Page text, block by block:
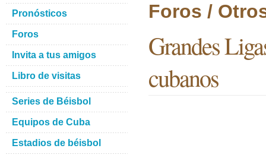
Foros /
Grandes
cubanos
Pronósticos
Foros
Invita a tus amigos
Libro de visitas
Series de Béisbol
Equipos de Cuba
Estadios de béisbol